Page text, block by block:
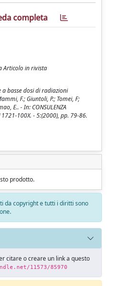
completa
Articolo in rivista
a basse dosi di radiazioni
F.; Giuntoli, P.; Tomei, F;
E.. - In: CONSULENZA
1721-100X. - 5:(2000), pp. 79-86.
prodotto.
da copyright e tutti i diritti sono
citare o creare un link a questo
11573/85970